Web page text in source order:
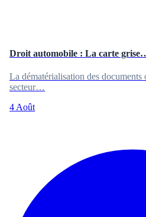
Droit automobile : La carte
La dématérialisation des
secteur…
4 Août